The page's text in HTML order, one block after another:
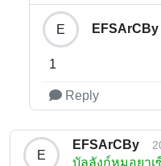
E EFSArCBy
1
Reply
E
EFSArCBy
บัลลังก์หมอยาเ